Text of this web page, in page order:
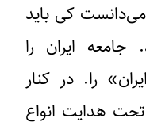
کی باید
ایران را
را. در کنار
هدایت انواع